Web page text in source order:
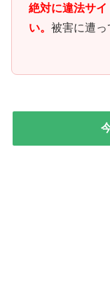
絶対に違法サ
い。 被害に遭っ